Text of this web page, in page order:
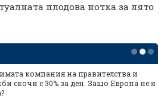
плодова нотка за лято
компания на правителства и
скочи с 30% за ден. Защо Европа не я